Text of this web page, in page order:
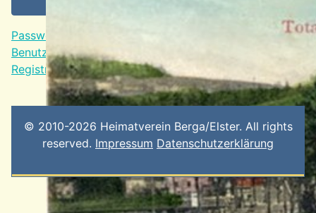
Passwort vergessen?
Benutzername vergessen?
Registrieren
© 2010-2026 Heimatverein Berga/Elster. All rights
reserved. Impressum Datenschutzerklärung